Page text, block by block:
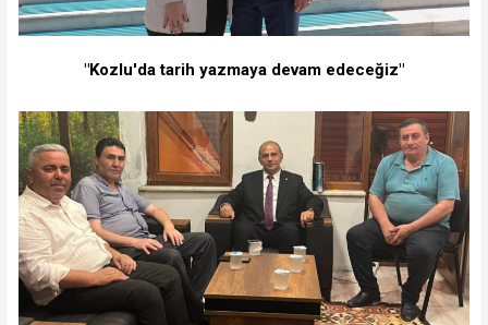
"Kozlu'da tarih yazmaya devam edeceğiz"